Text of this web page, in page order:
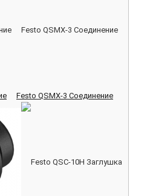
Festo QSMX-3 Соединение